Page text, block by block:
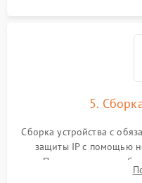
5.
Сборка устройства с
защиты IP с помощью
Программная
абсолютно черному телу